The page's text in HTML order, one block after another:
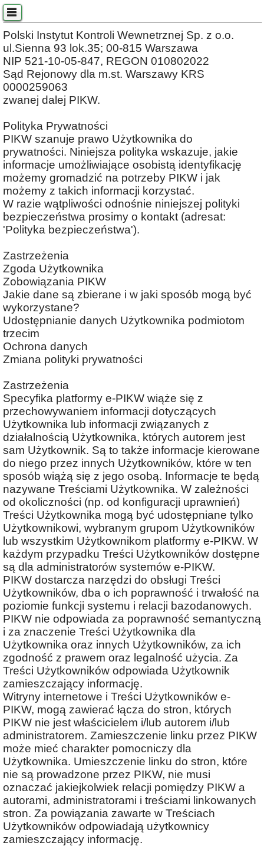
Polski Instytut Kontroli Wewnetrznej Sp. z o.o.
ul.Sienna 93 lok.35; 00-815 Warszawa
NIP 521-10-05-847, REGON 010802022
Sąd Rejonowy dla m.st. Warszawy KRS
0000259063
zwanej dalej PIKW.
Polityka Prywatności
PIKW szanuje prawo Użytkownika do
prywatności. Niniejsza polityka wskazuje, jakie
informacje umożliwiające osobistą identyfikację
możemy gromadzić na potrzeby PIKW i jak
możemy z takich informacji korzystać.
W razie wątpliwości odnośnie niniejszej polityki
bezpieczeństwa prosimy o kontakt (adresat:
'Polityka bezpieczeństwa').
Zastrzeżenia
Zgoda Użytkownika
Zobowiązania PIKW
Jakie dane są zbierane i w jaki sposób mogą być
wykorzystane?
Udostępnianie danych Użytkownika podmiotom
trzecim
Ochrona danych
Zmiana polityki prywatności
Zastrzeżenia
Specyfika platformy e-PIKW wiąże się z
przechowywaniem informacji dotyczących
Użytkownika lub informacji związanych z
działalnością Użytkownika, których autorem jest
sam Użytkownik. Są to także informacje kierowane
do niego przez innych Użytkowników, które w ten
sposób wiążą się z jego osobą. Informacje te będą
nazywane Treściami Użytkownika. W zależności
od okoliczności (np. od konfiguracji uprawnień)
Treści Użytkownika mogą być udostępniane tylko
Użytkownikowi, wybranym grupom Użytkowników
lub wszystkim Użytkownikom platformy e-PIKW. W
każdym przypadku Treści Użytkowników dostępne
są dla administratorów systemów e-PIKW.
PIKW dostarcza narzędzi do obsługi Treści
Użytkowników, dba o ich poprawność i trwałość na
poziomie funkcji systemu i relacji bazodanowych.
PIKW nie odpowiada za poprawność semantyczną
i za znaczenie Treści Użytkownika dla
Użytkownika oraz innych Użytkowników, za ich
zgodność z prawem oraz legalność użycia. Za
Treści Użytkowników odpowiada Użytkownik
zamieszczający informację.
Witryny internetowe i Treści Użytkowników e-
PIKW, mogą zawierać łącza do stron, których
PIKW nie jest właścicielem i/lub autorem i/lub
administratorem. Zamieszczenie linku przez PIKW
może mieć charakter pomocniczy dla
Użytkownika. Umieszczenie linku do stron, które
nie są prowadzone przez PIKW, nie musi
oznaczać jakiejkolwiek relacji pomiędzy PIKW a
autorami, administratorami i treściami linkowanych
stron. Za powiązania zawarte w Treściach
Użytkowników odpowiadają użytkownicy
zamieszczający informację.